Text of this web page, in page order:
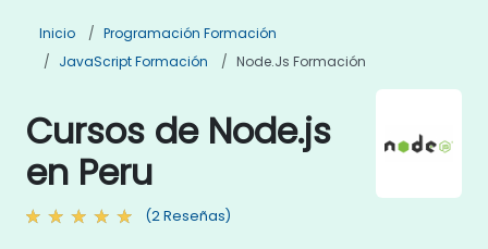
Inicio
Programación Formación
JavaScript Formación
Node.js Formación
Cursos de Node.js
en Peru
(2 Reseñas)